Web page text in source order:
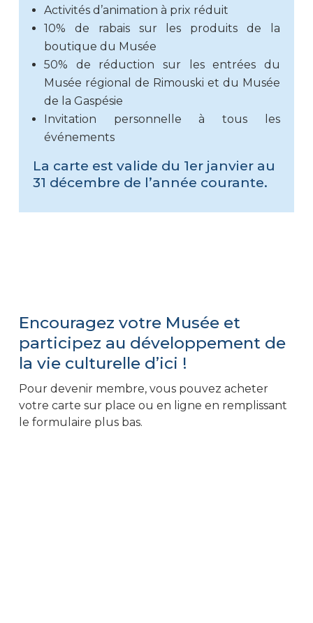
Activités d’animation à prix réduit
10% de rabais sur les produits de la
boutique du Musée
50% de réduction sur les entrées du
Musée régional de Rimouski et du Musée
de la Gaspésie
Invitation personnelle à tous les
événements
La carte est valide du 1er janvier au
31 décembre de l’année courante.
Encouragez votre Musée et
participez au développement de
la vie culturelle d’ici !
Pour devenir membre, vous pouvez acheter
votre carte sur place ou en ligne en remplissant
le formulaire plus bas.